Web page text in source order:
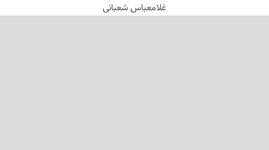
غلامعباس شعبانی